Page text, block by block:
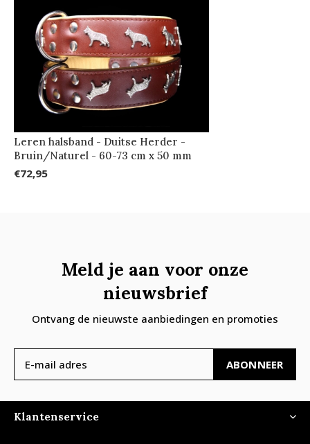
Leren halsband - Duitse Herder -
Bruin/Naturel - 60-73 cm x 50 mm
€72,95
Meld je aan voor onze
nieuwsbrief
Ontvang de nieuwste aanbiedingen en promoties
ABONNEER
Klantenservice